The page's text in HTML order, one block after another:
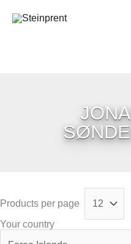
Products per page
Your country